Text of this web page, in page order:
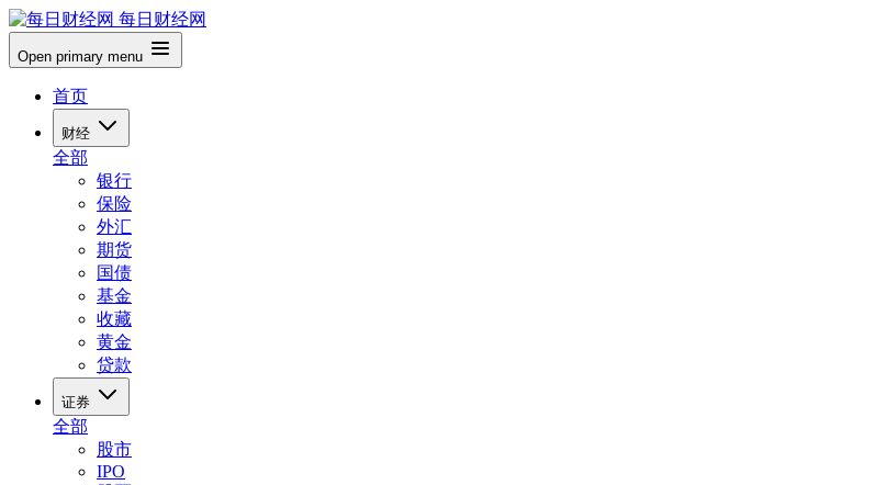
每日财经网
Open primary menu
首页
财经
全部
银行
保险
外汇
期货
国债
基金
收藏
黄金
贷款
证券
全部
股市
IPO